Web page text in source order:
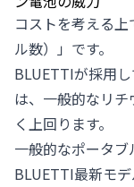
コストを考える
ル数）」です。
BLUETTIが採用
は、一般的なリ
く上回ります。
一般的なポータブ
BLUETTI最新モ